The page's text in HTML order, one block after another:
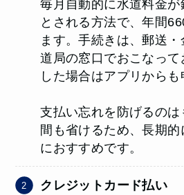
毎月自動的に水道料金
とされる方法で、年間
ます。手続きは、郵送
道局の窓口でおこなっ
した場合はアプリからも
支払い忘れを防げるの
間も省けるため、長期
におすすめです。
クレジットカード払い